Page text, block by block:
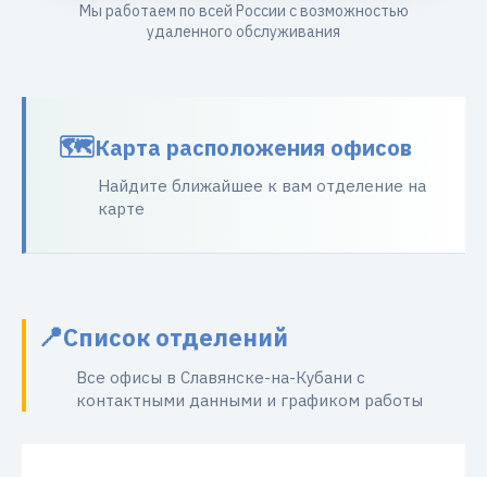
Мы работаем по всей России с возможностью
удаленного обслуживания
Карта расположения офисов
Найдите ближайшее к вам отделение на
карте
Список отделений
Все офисы в Славянске-на-Кубани с
контактными данными и графиком работы